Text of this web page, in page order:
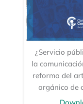
¿Servicio
la
reforma del
orgánico de